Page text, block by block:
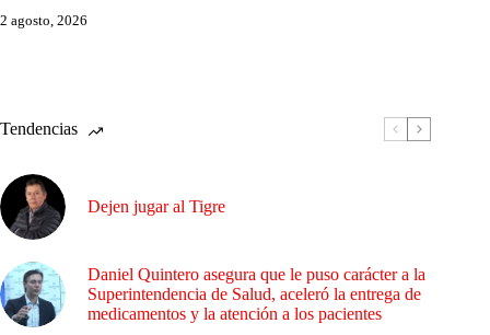
2 agosto, 2026
Tendencias
Dejen jugar al Tigre
Daniel Quintero asegura que le puso carácter a la
Superintendencia de Salud, aceleró la entrega de
medicamentos y la atención a los pacientes